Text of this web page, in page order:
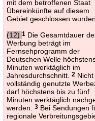
mit dem betroffenen Staat
Übereinkünfte auf diesem
Gebiet geschlossen wurden.
(12) 1Die Gesamtdauer
Werbung beträgt im
Fernsehprogramm der
Deutschen Welle
Minuten werktäglich im
Jahresdurchschnitt.
2Nicht
vollständig genutzte
darf höchstens bis zu fünf
Minuten werktäglich
werden.
3Bei Sendungen
regionale